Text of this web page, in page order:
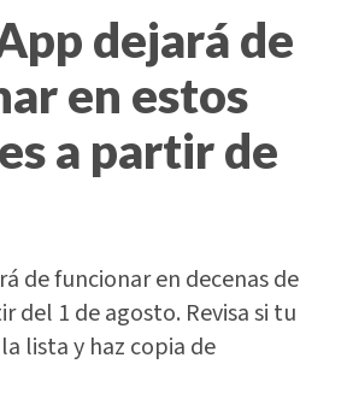
dejará de
en estos
a partir de
de funcionar en decenas de
del 1 de agosto. Revisa si tu
lista y haz copia de